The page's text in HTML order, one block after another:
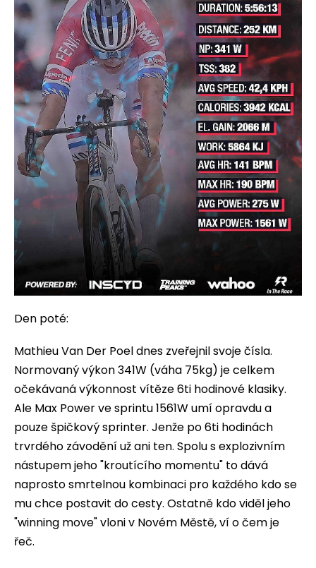
Den poté:
Mathieu Van Der Poel dnes zveřejnil svoje čísla.
Normovaný výkon 341W (váha 75kg) je celkem
očekávaná výkonnost vítěze 6ti hodinové klasiky.
Ale Max Power ve sprintu 1561W umí opravdu a
pouze špičkový sprinter. Jenže po 6ti hodinách
trvrdého závodění už ani ten. Spolu s explozivním
nástupem jeho "kroutícího momentu" to dává
naprosto smrtelnou kombinaci pro každého kdo se
mu chce postavit do cesty. Ostatně kdo viděl jeho
"winning move" vloni v Novém Městě, ví o čem je
řeč.